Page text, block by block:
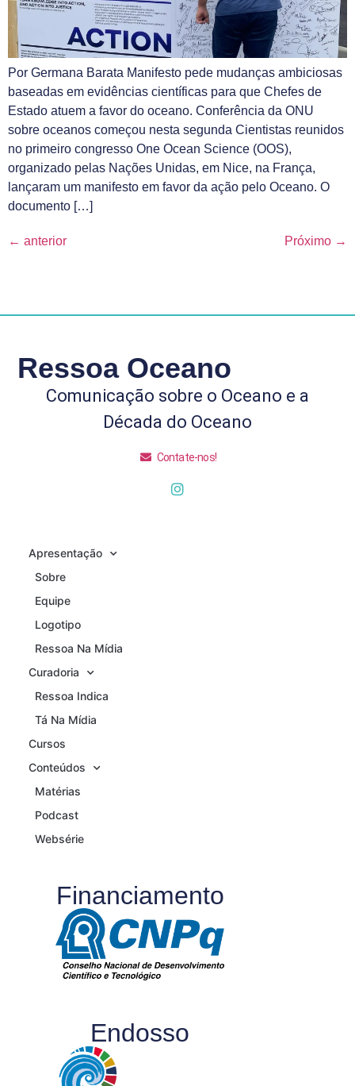
Por Germana Barata Manifesto pede mudanças ambiciosas
baseadas em evidências científicas para que Chefes de
Estado atuem a favor do oceano. Conferência da ONU
sobre oceanos começou nesta segunda Cientistas reunidos
no primeiro congresso One Ocean Science (OOS),
organizado pelas Nações Unidas, em Nice, na França,
lançaram um manifesto em favor da ação pelo Oceano. O
documento […]
← anterior Próximo →
Ressoa Oceano
Comunicação sobre o Oceano e a
Década do Oceano
Contate-nos!
Apresentação
Sobre
Equipe
Logotipo
Ressoa Na Mídia
Curadoria
Ressoa Indica
Tá Na Mídia
Cursos
Conteúdos
Matérias
Podcast
Websérie
Financiamento
Endosso